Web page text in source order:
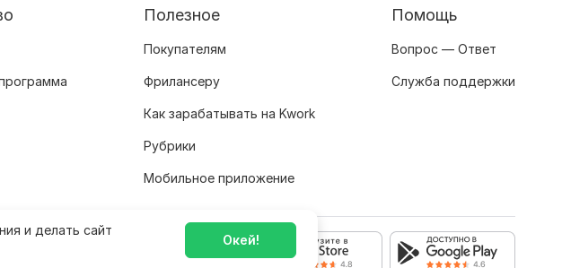
и делать сайт
Окей!
Полезное
Покупателям
Фрилансеру
Как зарабатывать на Kwork
Рубрики
Мобильное приложение
Помощь
Вопрос — Ответ
Служба поддержки